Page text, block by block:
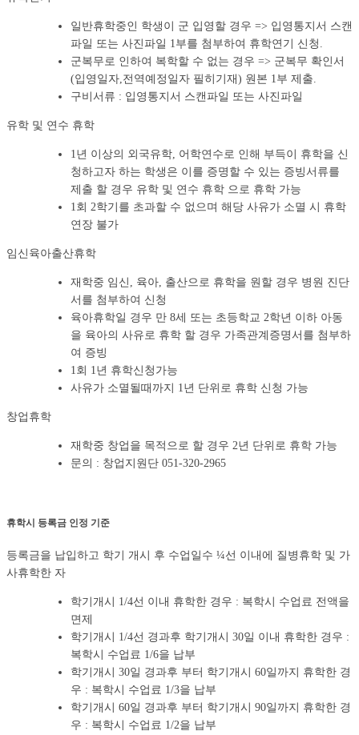
일반휴학중인 학생이 군 입영할 경우 => 입영통지서 스캔
파일 또는 사진파일 1부를 첨부하여 휴학연기 신청.
군복무로 인하여 복학할 수 없는 경우 => 군복무 확인서
(입영일자,전역예정일자 필히기재) 원본 1부 제출.
구비서류 : 입영통지서 스캔파일 또는 사진파일
유학 및 연수 휴학
1년 이상의 외국유학, 어학연수로 인해 부득이 휴학을 신
청하고자 하는 학생은 이를 증명할 수 있는 증빙서류를
제출 할 경우 유학 및 연수 휴학 으로 휴학 가능
1회 2학기를 초과할 수 없으며 해당 사유가 소멸 시 휴학
연장 불가
임신육아출산휴학
재학중 임신, 육아, 출산으로 휴학을 원할 경우 병원 진단
서를 첨부하여 신청
육아휴학일 경우 만 8세 또는 초등학교 2학년 이하 아동
을 육아의 사유로 휴학 할 경우 가족관계증명서를 첨부하
여 증빙
1회 1년 휴학신청가능
사유가 소멸될때까지 1년 단위로 휴학 신청 가능
창업휴학
재학중 창업을 목적으로 할 경우 2년 단위로 휴학 가능
문의 : 창업지원단 051-320-2965
휴학시 등록금 인정 기준
등록금을 납입하고 학기 개시 후 수업일수 ¼선 이내에 질병휴학 및 가
사휴학한 자
학기개시 1/4선 이내 휴학한 경우 : 복학시 수업료 전액을
면제
학기개시 1/4선 경과후 학기개시 30일 이내 휴학한 경우 :
복학시 수업료 1/6을 납부
학기개시 30일 경과후 부터 학기개시 60일까지 휴학한 경
우 : 복학시 수업료 1/3을 납부
학기개시 60일 경과후 부터 학기개시 90일까지 휴학한 경
우 : 복학시 수업료 1/2을 납부